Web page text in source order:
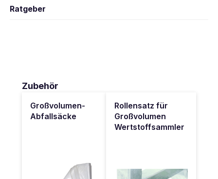
Ratgeber
Produktgalerie überspringen
Zubehör
Großvolumen-
Abfallsäcke
Rollensatz für
Großvolumen
Wertstoffsammler